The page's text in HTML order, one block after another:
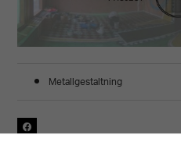
Metallgestaltning